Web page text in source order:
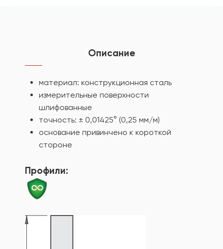
Описание
материал: конструкционная сталь
измерительные поверхности
шлифованные
точность: ± 0,01425° (0,25 мм/м)
основание привинчено к короткой
стороне
Профили: